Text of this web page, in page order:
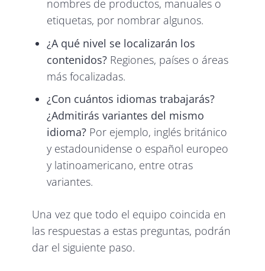
nombres de productos, manuales o
etiquetas, por nombrar algunos.
¿A qué nivel se localizarán los
contenidos? Regiones, países o áreas
más focalizadas.
¿Con cuántos idiomas trabajarás?
¿Admitirás variantes del mismo
idioma? Por ejemplo, inglés británico
y estadounidense o español europeo
y latinoamericano, entre otras
variantes.
Una vez que todo el equipo coincida en
las respuestas a estas preguntas, podrán
dar el siguiente paso.